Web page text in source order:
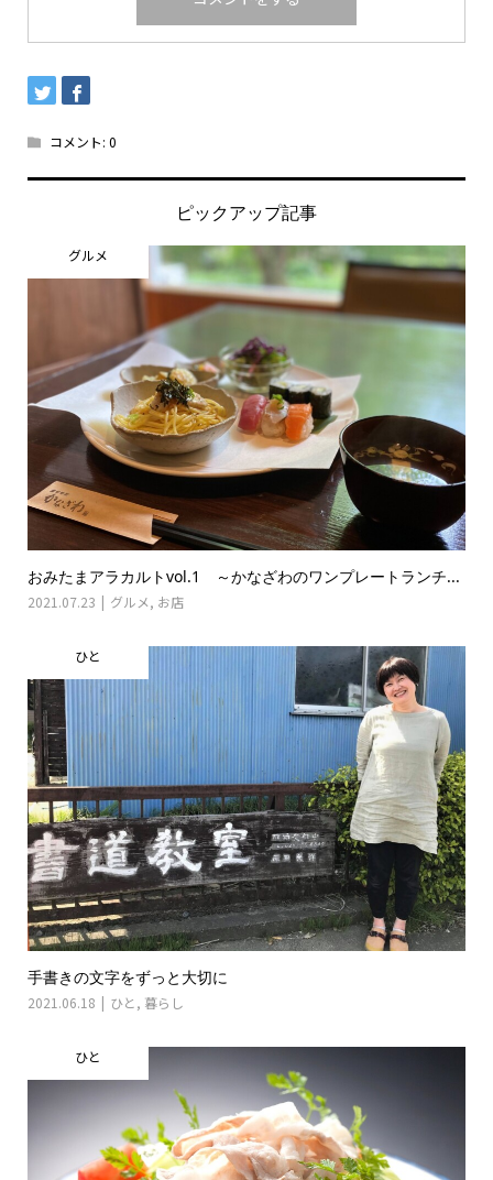
コメント: 0
ピックアップ記事
グルメ
おみたまアラカルトvol.1 ～かなざわのワンプレートランチ...
2021.07.23 グルメ, お店
ひと
手書きの文字をずっと大切に
2021.06.18 ひと , 暮らし
ひと